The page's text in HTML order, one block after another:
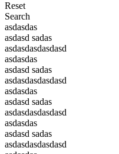
Reset
Search
asdasdas
asdasd sadas
asdasdasdasdasd
asdasdas
asdasd sadas
asdasdasdasdasd
asdasdas
asdasd sadas
asdasdasdasdasd
asdasdas
asdasd sadas
asdasdasdasdasd